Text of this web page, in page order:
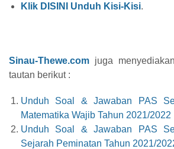
Klik DISINI Unduh Kisi-Kisi.
Sinau-Thewe.com juga
tautan berikut :
Unduh Soal & Jawaban PAS
Matematika Wajib Tahun 2021/2022
Unduh Soal & Jawaban PAS
Sejarah Peminatan Tahun 2021/